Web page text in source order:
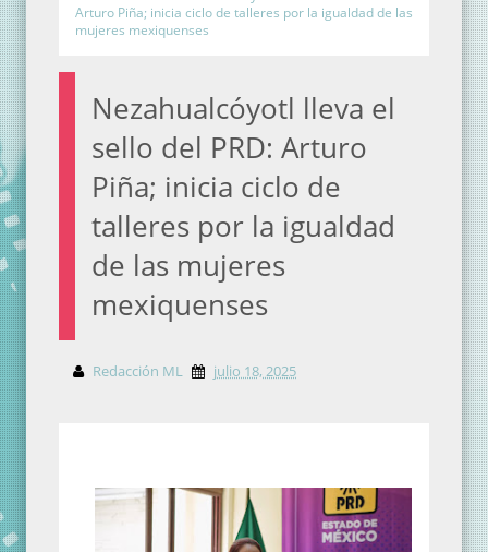
Arturo Piña; inicia ciclo de talleres por la igualdad de las
mujeres mexiquenses
Nezahualcóyotl lleva el
sello del PRD: Arturo
Piña; inicia ciclo de
talleres por la igualdad
de las mujeres
mexiquenses
Redacción ML julio 18, 2025